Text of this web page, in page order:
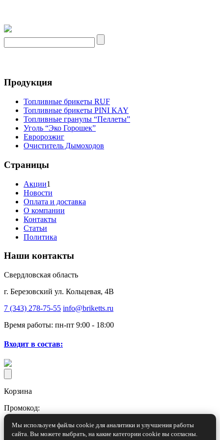
Продукция
Топливные брикеты RUF
Топливные брикеты PINI KAY
Топливные гранулы “Пеллеты”
Уголь “Эко Горошек”
Евророзжиг
Очиститель Дымоходов
Страницы
Акции1
Новости
Оплата и доставка
О компании
Контакты
Статьи
Политика
Наши контакты
Свердловская область
г. Березовский ул. Кольцевая, 4В
7 (343) 278-75-55 info@briketts.ru
Время работы: пн-пт 9:00 - 18:00
Входит в состав:
Корзина
Промокод:
Мы используем файлы cookie для аналитики и улучшения работы
сайта. Вы можете выбрать, на какие категории cookie вы согласны.